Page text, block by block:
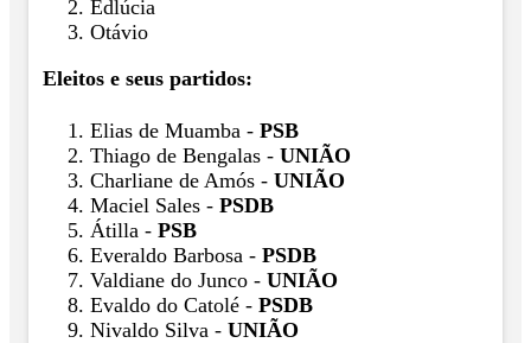
Edlúcia
Otávio
Eleitos e seus partidos:
Elias de Muamba - PSB
Thiago de Bengalas - UNIÃO
Charliane de Amós - UNIÃO
Maciel Sales - PSDB
Átilla - PSB
Everaldo Barbosa - PSDB
Valdiane do Junco - UNIÃO
Evaldo do Catolé - PSDB
Nivaldo Silva - UNIÃO